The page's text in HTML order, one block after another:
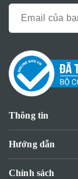
Thông tin
Hướng dẫn
Chính sách